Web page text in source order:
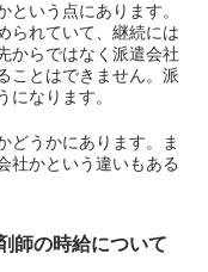
いう点にあります。
られていて、継続には
からではなく派遣会社
ことはできません。派
なります。
どうかにあります。ま
社かという違いもある
師の時給について